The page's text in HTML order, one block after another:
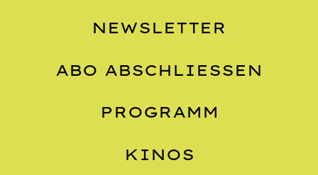
NEWSLETTER
ABO ABSCHLIESSEN
PROGRAMM
KINOS